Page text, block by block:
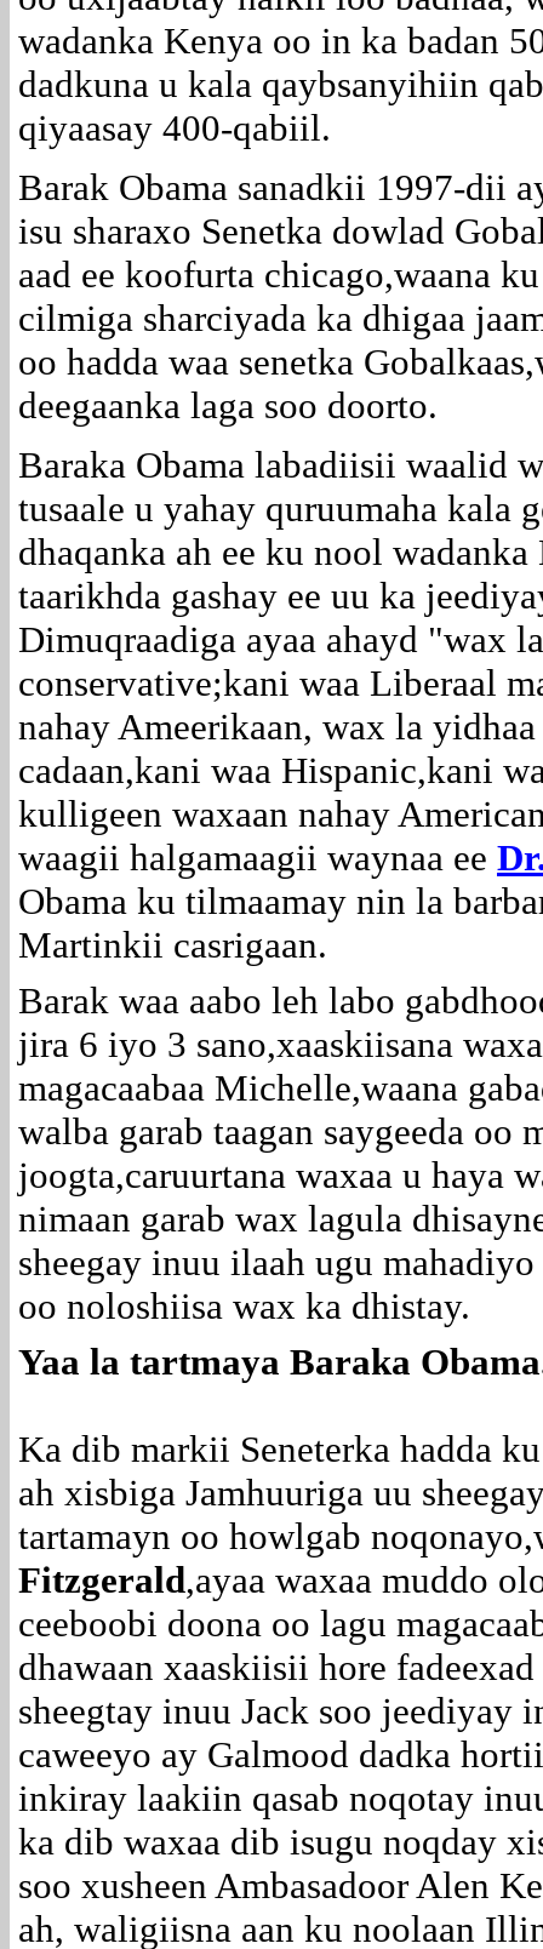
wadanka Kenya oo in ka badan
dadkuna u kala qaybsanyihiin
qiyaasay 400-qabiil.
Barak Obama sanadkii 1997-dii
isu sharaxo Senetka dowlad
aad ee koofurta chicago,waana
cilmiga sharciyada ka dhigaa
oo hadda waa senetka
deegaanka laga soo doorto.
Baraka Obama labadiisii waalid
tusaale u yahay quruumaha kala
dhaqanka ah ee ku nool
taarikhda gashay ee uu ka
Dimuqraadiga ayaa ahayd "wax
conservative;kani waa Liberaal
nahay Ameerikaan, wax la
cadaan,kani waa Hispanic,kani
kulligeen waxaan nahay
waagii halgamaagii waynaa ee
Obama ku tilmaamay nin la
Martinkii casrigaan.
Barak waa aabo leh labo
jira 6 iyo 3 sano,xaaskiisana
magacaabaa Michelle,waana
walba garab taagan saygeeda oo
joogta,caruurtana waxaa u haya
nimaan garab wax lagula
sheegay inuu ilaah ugu
oo noloshiisa wax ka dhistay.
Yaa la tartmaya Baraka
Ka dib markii Seneterka hadda
ah xisbiga Jamhuuriga uu
tartamayn oo howlgab
Fitzgerald,ayaa waxaa muddo
ceeboobi doona oo lagu
dhawaan xaaskiisii hore
sheegtay inuu Jack soo jeediyay
caweeyo ay Galmood dadka
inkiray laakiin qasab noqotay
ka dib waxaa dib isugu noqday
soo xusheen Ambasadoor Alen
ah, waligiisna aan ku noolaan